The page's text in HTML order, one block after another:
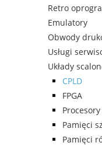
Retro
Emulatory
Obwody
Usługi
Układy
CPLD
FPGA
Procesory
Pamięci
Pamięci